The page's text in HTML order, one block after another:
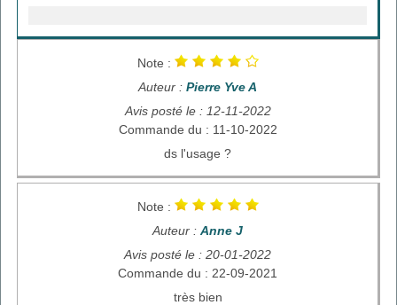
Note :
Auteur : Pierre Yve A
Avis posté le : 12-11-2022
Commande du : 11-10-2022
ds l'usage ?
Note :
Auteur : Anne J
Avis posté le : 20-01-2022
Commande du : 22-09-2021
très bien